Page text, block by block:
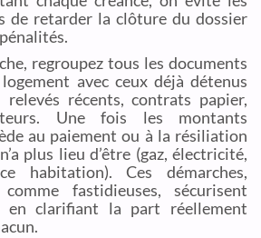
de retarder la clôture du dossier
regroupez tous les documents
avec ceux déjà détenus
récents, contrats papier,
Une fois les montants
au paiement ou à la résiliation
plus lieu d’être (gaz, électricité,
habitation). Ces démarches,
fastidieuses, sécurisent
clarifiant la part réellement